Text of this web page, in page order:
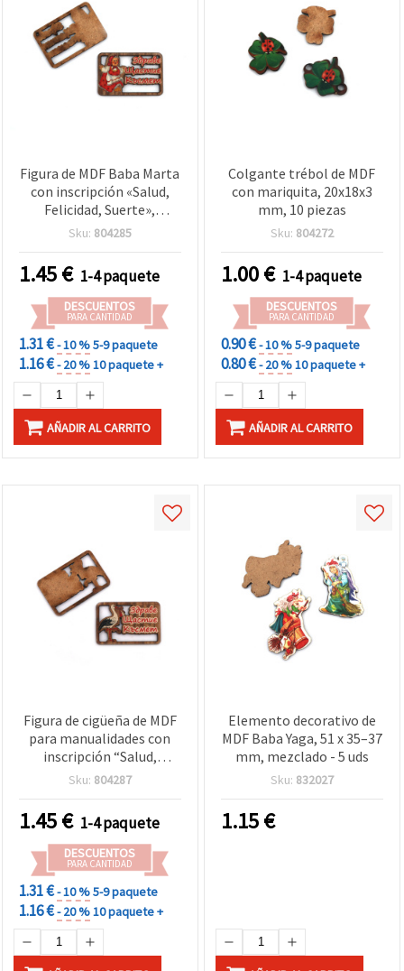
Figura de MDF Baba Marta
con inscripción «Salud,
Felicidad, Suerte»,
33×50×3 mm - Pack de 5
manualidades
Sku: 804285
1.45€ 1-4 paquete
DESCUENTOS
PARA CANTIDAD
1.31 €- 10 %5-9 paquete
1.16 €- 20 %10 paquete +
AÑADIR AL CARRITO
Colgante trébol de MDF
con mariquita, 20x18x3
mm, 10 piezas
Sku: 804272
1.00€ 1-4 paquete
DESCUENTOS
PARA CANTIDAD
0.90 €- 10 %5-9 paquete
0.80 €- 20 %10 paquete +
AÑADIR AL CARRITO
Figura de cigüeña de MDF
para manualidades con
inscripción “Salud,
Felicidad, Suerte“, 33x50x3
Sku: 804287
1.45€ 1-4 paquete
DESCUENTOS
PARA CANTIDAD
1.31 €- 10 %5-9 paquete
1.16 €- 20 %10 paquete +
Elemento decorativo de
MDF Baba Yaga, 51 x 35–37
mm, mezclado - 5 uds
Sku: 832027
1.15€